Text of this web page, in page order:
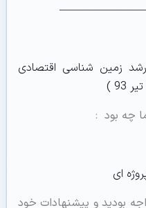
زمین شناسی اقتصادی
چه بود :
ای
بودید و پیشنهادات خود